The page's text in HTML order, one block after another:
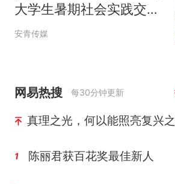
大学生暑期社会实践交流
座谈会
安青传媒
网易热搜 每30分钟更新
真理之光，何以能照亮复兴
1 陈丽君获百花奖最佳新人